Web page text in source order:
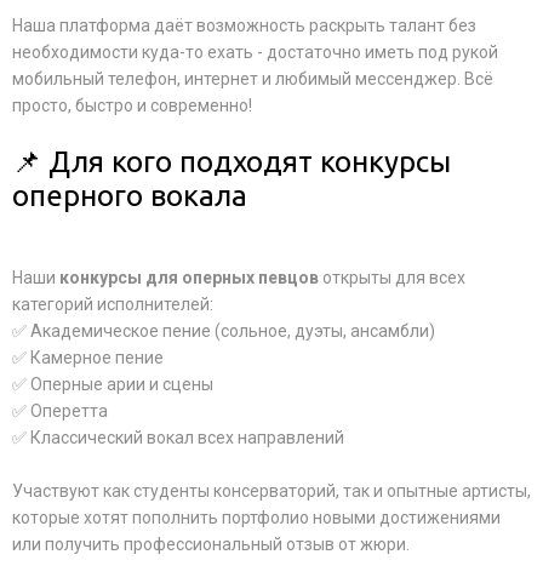
Наша платформа даёт возможность раскрыть талант без
необходимости куда-то ехать - достаточно иметь под рукой
мобильный телефон, интернет и любимый мессенджер. Всё
просто, быстро и современно!
📌 Для кого подходят конкурсы
оперного вокала
Наши конкурсы для оперных певцов открыты для всех
категорий исполнителей:
✅ Академическое пение (сольное, дуэты, ансамбли)
✅ Камерное пение
✅ Оперные арии и сцены
✅ Оперетта
✅ Классический вокал всех направлений
Участвуют как студенты консерваторий, так и опытные артисты,
которые хотят пополнить портфолио новыми достижениями
или получить профессиональный отзыв от жюри.